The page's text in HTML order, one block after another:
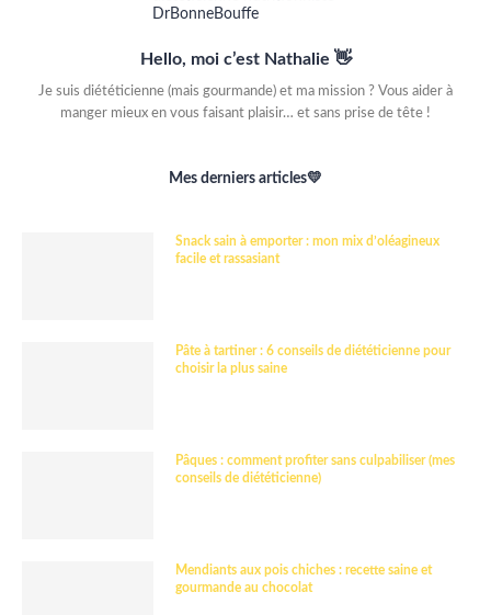
Hello, moi c’est Nathalie 👋
Je suis diététicienne (mais gourmande) et ma mission ? Vous aider à
manger mieux en vous faisant plaisir… et sans prise de tête !
Mes derniers articles💛
Snack sain à emporter : mon mix d’oléagineux
facile et rassasiant
Pâte à tartiner : 6 conseils de diététicienne pour
choisir la plus saine
Pâques : comment profiter sans culpabiliser (mes
conseils de diététicienne)
Mendiants aux pois chiches : recette saine et
gourmande au chocolat